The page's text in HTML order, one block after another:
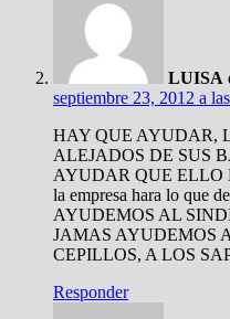
LUISA
septiembre 23, 2012 a
HAY QUE AYUDAR,
ALEJADOS DE SUS
AYUDAR QUE ELLO
la empresa hara lo que
AYUDEMOS AL
JAMAS AYUDEMOS
CEPILLOS, A LOS
Responder